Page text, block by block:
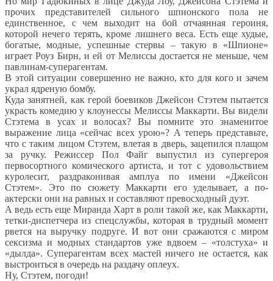
прочих представителей сильного шпионского пола не
единственное, с чем выходит на бой отчаянная героиня,
которой нечего терять, кроме лишнего веса. Есть еще худые,
богатые, модные, успешные стервы – такую в «Шпионе»
играет Роуз Бирн, и ей от Мелиссы достается не меньше, чем
павлинам-суперагентам.
В этой ситуации совершенно не важно, кто для кого и зачем
украл ядреную бомбу.
Куда занятней, как герой боевиков Джейсон Стэтем пытается
украсть комедию у клоунессы Мелиссы Маккарти. Вы видели
Стэтема в усах и волосах? Вы помните это знаменитое
выражение лица «сейчас всех урою»? А теперь представьте,
что с таким лицом Стэтем, влетая в дверь, зацепился плащом
за ручку. Режиссер Пол Файг выпустил из супергероя
первосортного комического артиста, и тот с удовольствием
куролесит, раздраконивая амплуа по имени «Джейсон
Стэтем». Это по сюжету Маккарти его уделывает, а по-
актерски они на равных и составляют превосходный дуэт.
А ведь есть еще Миранда Харт в роли такой же, как Маккарти,
тетки-диспетчера из спецслужбы, которая в трудный момент
рвется на выручку подруге. И вот они сражаются с миром
сексизма и модных стандартов уже вдвоем – «толстуха» и
«дылда». Суперагентам всех мастей ничего не остается, как
выстроиться в очередь на раздачу оплеух.
Ну, Стэтем, погоди!